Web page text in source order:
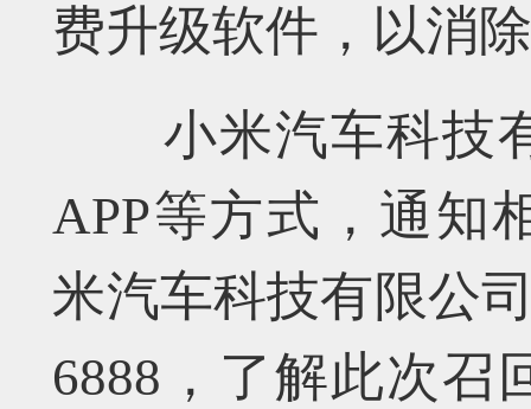
费升级软件，以消
小米汽车科技有
APP等方式，通知
米汽车科技有限公
6888，了解此次召